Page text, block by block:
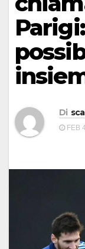
Di
FEB